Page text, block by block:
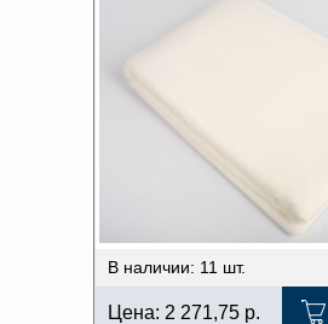
В наличии: 11 шт.
Цена: 2 271,75 р.